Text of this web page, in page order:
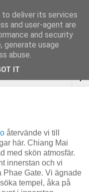
▼
återvände vi till
här. Chiang Mai
med skön atmosfär.
innerstan och vi
Phae Gate. Vi ägnade
tempel, åka på
deliver its services
and user-agent are
and security
generate usage
abuse.
IT